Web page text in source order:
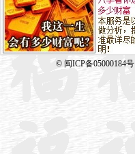
© 闽ICP备05000184号